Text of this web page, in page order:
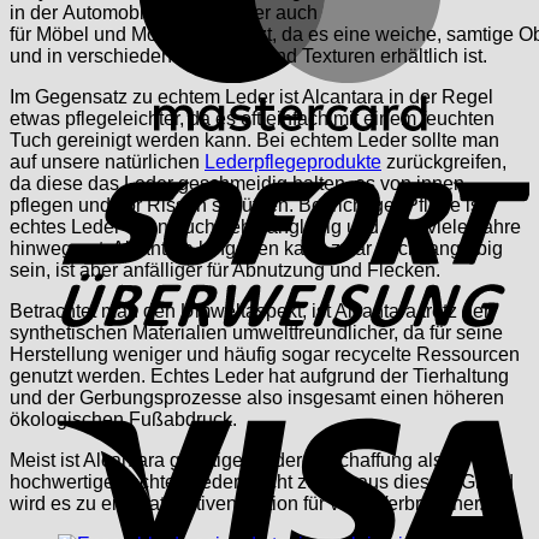
in der Automobilindustrie, aber auch
für Möbel und Mode eingesetzt, da es eine weiche, samtige
und in verschiedenen Farben und Texturen erhältlich ist.
Im Gegensatz zu echtem Leder ist Alcantara in der Regel
etwas pflegeleichter, da es oft einfach mit einem feuchten
Tuch gereinigt werden kann. Bei echtem Leder sollte man
auf unsere natürlichen Lederpflegeprodukte zurückgreifen,
da diese das Leder geschmeidig halten, es von innen
pflegen und vor Rissen schützen. Bei richtiger Pflege ist
echtes Leder dann auch sehr langlebig und über viele Jahre
hinweg gut. Alcantara hingegen kann zwar auch langlebig
sein, ist aber anfälliger für Abnutzung und Flecken.
Betrachtet man den Umweltaspekt, ist Alcantara trotz der
synthetischen Materialien umweltfreundlicher, da für seine
Herstellung weniger und häufig sogar recycelte Ressourcen
genutzt werden. Echtes Leder hat aufgrund der Tierhaltung
und der Gerbungsprozesse also insgesamt einen höheren
ökologischen Fußabdruck.
Meist ist Alcantara günstiger in der Anschaffung als
hochwertiges echtes Leder. Nicht zuletzt aus diesem Grund
wird es zu einer attraktiven Option für viele Verbraucher.